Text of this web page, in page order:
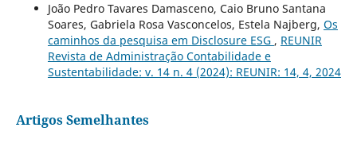
João Pedro Tavares Damasceno, Caio Bruno Santana
Soares, Gabriela Rosa Vasconcelos, Estela Najberg, Os
caminhos da pesquisa em Disclosure ESG , REUNIR
Revista de Administração Contabilidade e
Sustentabilidade: v. 14 n. 4 (2024): REUNIR: 14, 4, 2024
Artigos Semelhantes